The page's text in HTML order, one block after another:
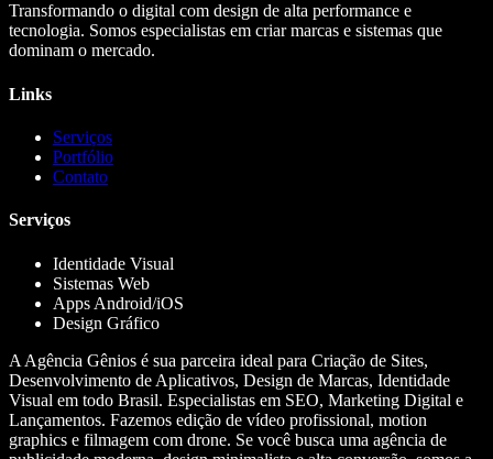
Transformando o digital com design de alta performance e
tecnologia. Somos especialistas em criar marcas e sistemas que
dominam o mercado.
Links
Serviços
Portfólio
Contato
Serviços
Identidade Visual
Sistemas Web
Apps Android/iOS
Design Gráfico
A Agência Gênios é sua parceira ideal para Criação de Sites,
Desenvolvimento de Aplicativos, Design de Marcas, Identidade
Visual em todo Brasil. Especialistas em SEO, Marketing Digital e
Lançamentos. Fazemos edição de vídeo profissional, motion
graphics e filmagem com drone. Se você busca uma agência de